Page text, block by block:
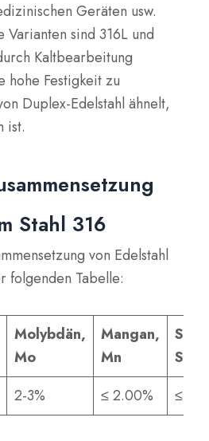
Geräten usw.
sind 316L und
Kaltbearbeitung
Festigkeit zu
Duplex-Edelstahl ähnelt,
ist.
Stahl 316
von Edelstahl
folgenden Tabelle:
Molybdän,
Mo
Mangan,
Mn
Si
2-3% ≤ 2.00% ≤